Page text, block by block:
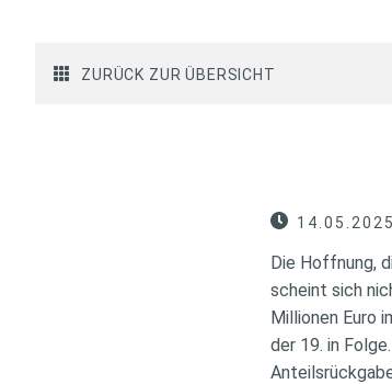
ZURÜCK ZUR ÜBERSICHT
14.05.2025
Die Hoffnung,
scheint sich
Millionen Euro
der 19. in